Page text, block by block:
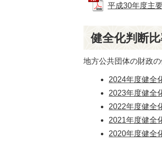
平成30年度主
健全化判断
地方公共団体の財政
2024年度健全
2023年度健全
2022年度健全
2021年度健全
2020年度健全